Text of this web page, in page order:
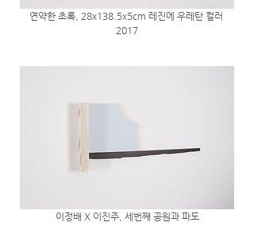
연약한 초록, 28x138.5x5cm 레진에 우레탄 컬러
2017
이정배 X 이진주, 세번째 공원과 파도